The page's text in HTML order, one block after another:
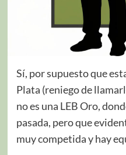
Sí, por supuesto que
Plata (reniego de
no es una LEB Oro,
pasada, pero que
muy competida y hay